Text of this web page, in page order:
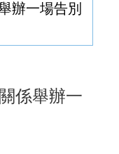
辦一場告別
係舉辦一